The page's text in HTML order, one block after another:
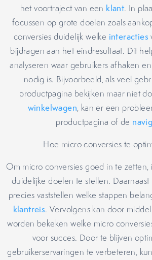
het voortraject van een klant. In
focussen op grote doelen zoals
conversies duidelijk welke interacties
bijdragen aan het eindresultaat. Dit
analyseren waar gebruikers afhaken
nodig is. Bijvoorbeeld, als veel
productpagina bekijken maar niet
winkelwagen, kan er een
productpagina of de
Hoe micro conversies te
Om micro conversies goed in te zetten,
duidelijke doelen te stellen.
precies vaststellen welke stappen
klantreis. Vervolgens kan door
worden bekeken welke micro
voor succes. Door te blijven
gebruikerservaringen te verbeteren,